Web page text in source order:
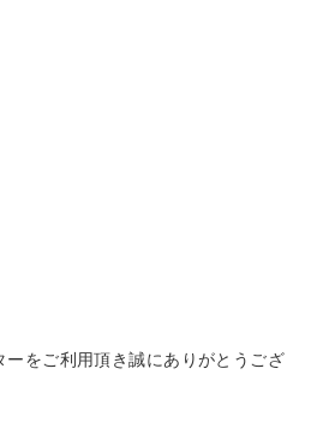
ーをご利用頂き誠にありがとうござ